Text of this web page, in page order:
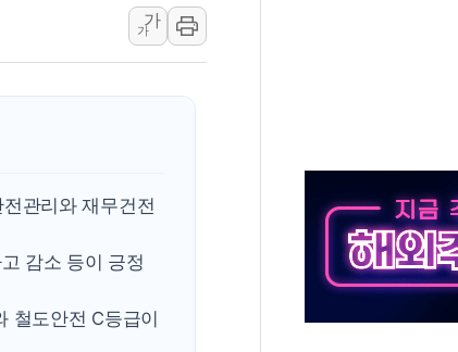
측근 포항시 정책특보 내정설...포항시 '시끌'
광, 대한민국 다음 100년 밑거름…수도권 집중 완화 전환점"
남군에 국내 최대 규모 400MW 태양광 착공…여의도 1.6배 규모
가
가
관리와 재무건전
감소 등이 긍정
철도안전 C등급이